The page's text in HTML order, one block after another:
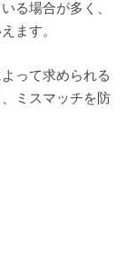
る場合が多く、
ます。
って求められる
ミスマッチを防